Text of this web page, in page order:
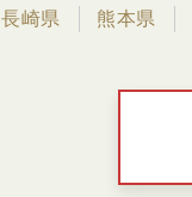
長崎県 熊本県